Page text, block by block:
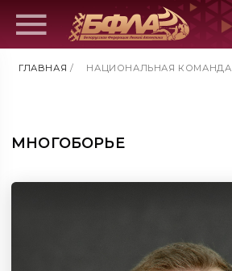
ГЛАВНАЯ / НАЦИОНАЛЬНАЯ КОМАНДА
МНОГОБОРЬЕ